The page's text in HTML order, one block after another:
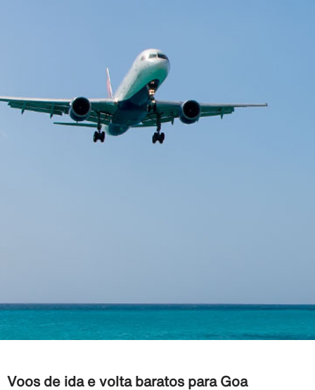
Voos de ida e volta baratos para Goa